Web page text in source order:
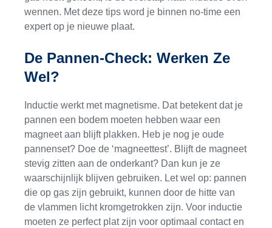
wennen. Met deze tips word je binnen no-time een
expert op je nieuwe plaat.
De Pannen-Check: Werken Ze
Wel?
Inductie werkt met magnetisme. Dat betekent dat je
pannen een bodem moeten hebben waar een
magneet aan blijft plakken. Heb je nog je oude
pannenset? Doe de ‘magneettest’. Blijft de magneet
stevig zitten aan de onderkant? Dan kun je ze
waarschijnlijk blijven gebruiken. Let wel op: pannen
die op gas zijn gebruikt, kunnen door de hitte van
de vlammen licht kromgetrokken zijn. Voor inductie
moeten ze perfect plat zijn voor optimaal contact en